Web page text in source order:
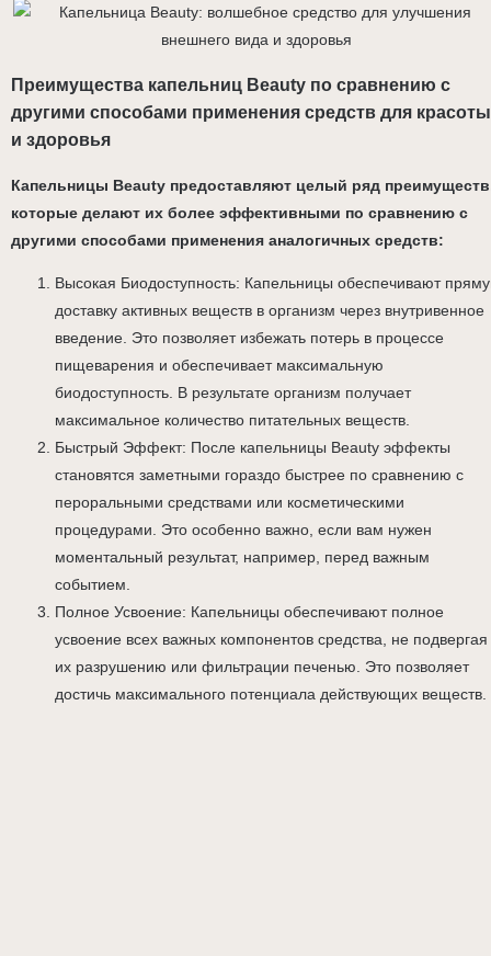
Преимущества капельниц Beauty по сравнению с
другими способами применения средств для красоты
и здоровья
Капельницы Beauty предоставляют целый ряд
которые делают их более эффективными по сравнению с
другими способами применения аналогичных средств:
Высокая Биодоступность: Капельницы обеспечивают
доставку активных веществ в организм через внутривенное
введение. Это позволяет избежать потерь в процессе
пищеварения и обеспечивает максимальную
биодоступность. В результате организм получает
максимальное количество питательных веществ.
Быстрый Эффект: После капельницы Beauty эффекты
становятся заметными гораздо быстрее по сравнению с
пероральными средствами или косметическими
процедурами. Это особенно важно, если вам нужен
моментальный результат, например, перед важным
событием.
Полное Усвоение: Капельницы обеспечивают полное
усвоение всех важных компонентов средства, не подвергая
их разрушению или фильтрации печенью. Это позволяет
достичь максимального потенциала действующих веществ.